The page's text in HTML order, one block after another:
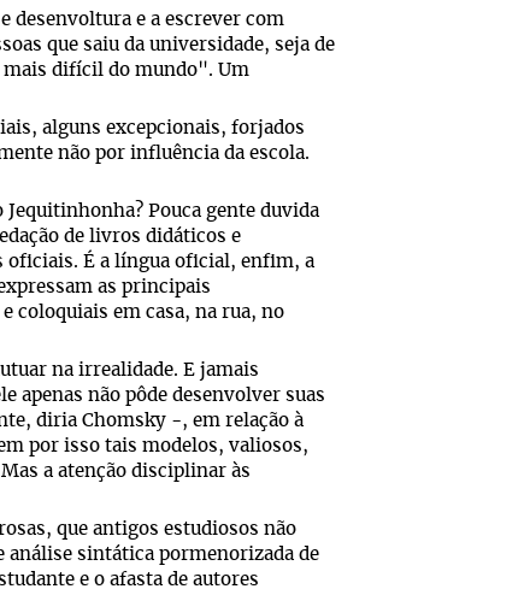
desenvoltura e a escrever com
que saiu da universidade, seja de
mais difícil do mundo". Um
alguns excepcionais, forjados
não por influência da escola.
Jequitinhonha? Pouca gente duvida
de livros didáticos e
oficiais. É a língua oficial, enfim, a
as principais
coloquiais em casa, na rua, no
na irrealidade. E jamais
apenas não pôde desenvolver suas
diria Chomsky -, em relação à
por isso tais modelos, valiosos,
a atenção disciplinar às
que antigos estudiosos não
sintática pormenorizada de
e o afasta de autores